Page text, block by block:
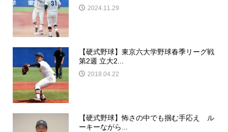
2024.11.29
【硬式野球】東京六大学野球春季リーグ戦
第2週 立大2...
2018.04.22
【硬式野球】怖さの中でも掴む手応え ル
ーキーながら...